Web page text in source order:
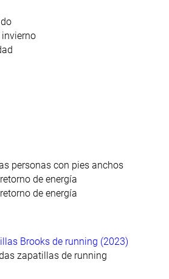
personas con pies anchos
de energía
de energía
Brooks de running (2023)
zapatillas de running